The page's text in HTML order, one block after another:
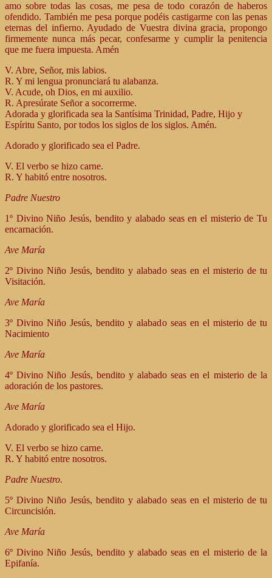
amo sobre todas las cosas, me pesa de todo corazón de haberos
ofendido. También me pesa porque podéis castigarme con las penas
eternas del infierno. Ayudado de Vuestra divina gracia, propongo
firmemente nunca más pecar, confesarme y cumplir la penitencia
que me fuera impuesta. Amén
V. Abre, Señor, mis labios.
R. Y mi lengua pronunciará tu alabanza.
V. Acude, oh Dios, en mi auxilio.
R. Apresúrate Señor a socorrerme.
Adorada y glorificada sea la Santísima Trinidad, Padre, Hijo y
Espíritu Santo, por todos los siglos de los siglos. Amén.
Adorado y glorificado sea el Padre.
V. El verbo se hizo carne.
R. Y habitó entre nosotros.
Padre Nuestro
1º Divino Niño Jesús, bendito y alabado seas en el misterio de Tu
encarnación.
Ave María
2º Divino Niño Jesús, bendito y alabado seas en el misterio de tu
Visitación.
Ave María
3º Divino Niño Jesús, bendito y alabado seas en el misterio de tu
Nacimiento
Ave María
4º Divino Niño Jesús, bendito y alabado seas en el misterio de la
adoración de los pastores.
Ave María
Adorado y glorificado sea el Hijo.
V. El verbo se hizo carne.
R. Y habitó entre nosotros.
Padre Nuestro.
5º Divino Niño Jesús, bendito y alabado seas en el misterio de tu
Circuncisión.
Ave María
6º Divino Niño Jesús, bendito y alabado seas en el misterio de la
Epifanía.